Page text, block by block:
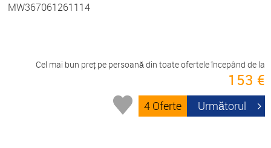
MW367061261114
Cel mai bun preț pe persoană din toate ofertele începând de la
153 €
4 Oferte Următorul